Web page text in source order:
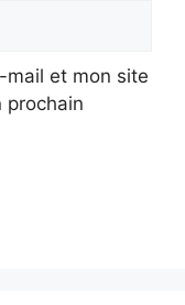
mail et mon site
prochain